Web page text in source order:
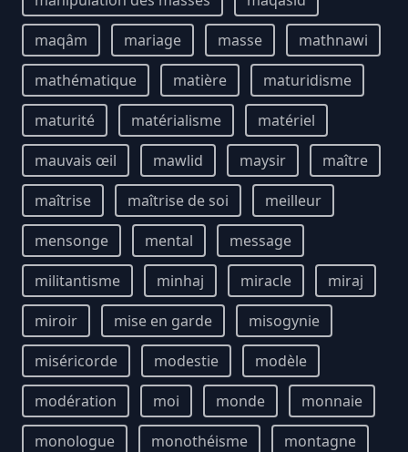
maqâm
mariage masse
mathnawi
mathématique
matière
maturidisme
maturité
matérialisme
matériel
mauvais œil
mawlid maysir
maître
maîtrise
maîtrise de soi
meilleur
mensonge
mental
message
militantisme
minhaj miracle
miraj
miroir
mise en garde
misogynie
miséricorde
modestie
modèle
modération
moi monde
monnaie
monologue
monothéisme
montagne